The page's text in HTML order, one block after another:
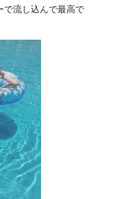
で流し込んで最高で